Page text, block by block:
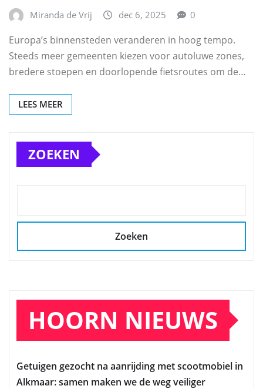
Miranda de Vrij dec 6, 2025 0
Europa’s binnensteden veranderen in hoog tempo.
Steeds meer gemeenten kiezen voor autoluwe zones,
bredere stoepen en doorlopende fietsroutes om de…
LEES MEER
ZOEKEN
Zoeken
HOORN NIEUWS
Getuigen gezocht na aanrijding met scootmobiel in
Alkmaar: samen maken we de weg veiliger